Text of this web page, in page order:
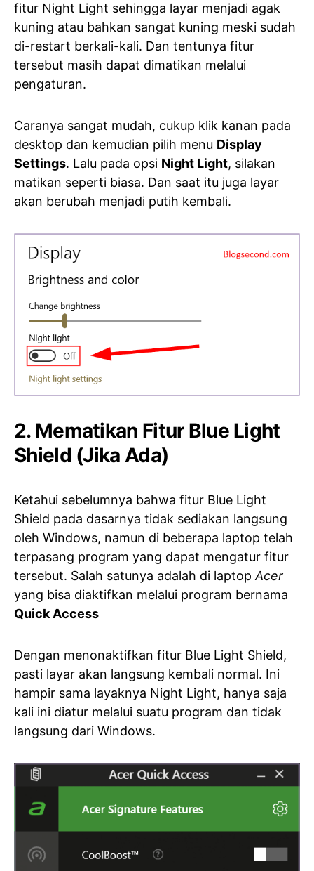
fitur Night Light sehingga layar menjadi agak
kuning atau bahkan sangat kuning meski sudah
di-restart berkali-kali. Dan tentunya fitur
tersebut masih dapat dimatikan melalui
pengaturan.
Caranya sangat mudah, cukup klik kanan pada
desktop dan kemudian pilih menu Display
Settings. Lalu pada opsi Night Light, silakan
matikan seperti biasa. Dan saat itu juga layar
akan berubah menjadi putih kembali.
2. Mematikan Fitur Blue Light
Shield (Jika Ada)
Ketahui sebelumnya bahwa fitur Blue Light
Shield pada dasarnya tidak sediakan langsung
oleh Windows, namun di beberapa laptop telah
terpasang program yang dapat mengatur fitur
tersebut. Salah satunya adalah di laptopAcer
yang bisa diaktifkan melalui program bernama
Quick Access
Dengan menonaktifkan fitur Blue Light Shield,
pasti layar akan langsung kembali normal. Ini
hampir sama layaknya Night Light, hanya saja
kali ini diatur melalui suatu program dan tidak
langsung dari Windows.